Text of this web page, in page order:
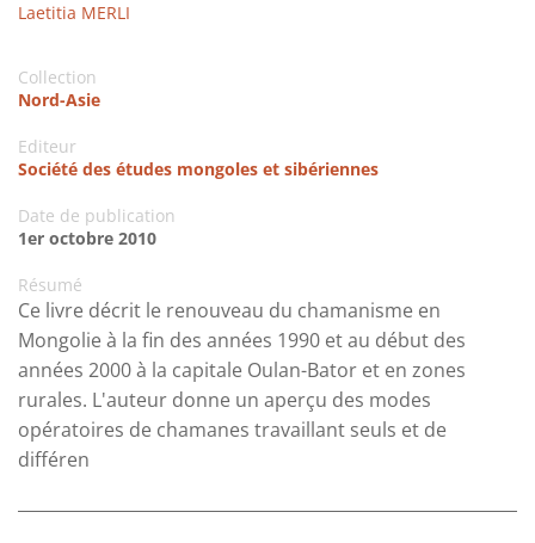
Laetitia MERLI
Collection
Nord-Asie
Editeur
Société des études mongoles et sibériennes
Date de publication
1er octobre 2010
Résumé
Ce livre décrit le renouveau du chamanisme en
Mongolie à la fin des années 1990 et au début des
années 2000 à la capitale Oulan-Bator et en zones
rurales. L'auteur donne un aperçu des modes
opératoires de chamanes travaillant seuls et de
différen